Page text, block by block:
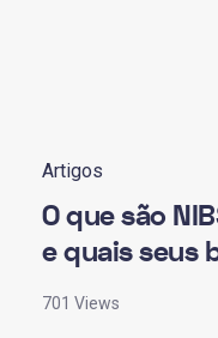
Artigos
O que são
e quais seus
701 Views